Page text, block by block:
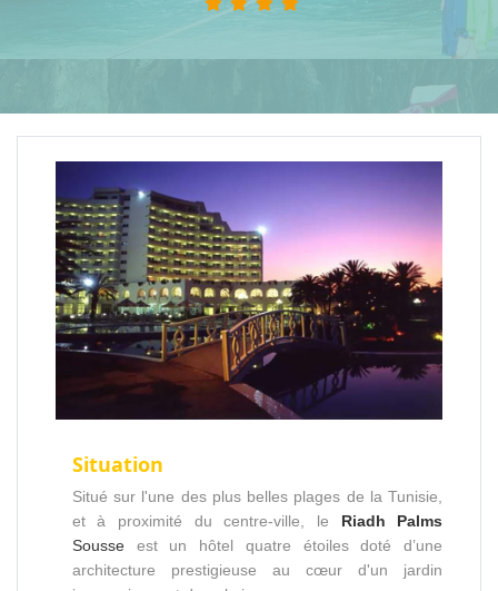
Situation
Situé sur l'une des plus belles plages de la Tunisie,
et à proximité du centre-ville, le Riadh Palms
Sousseest un hôtel quatre étoiles doté d’une
architecture prestigieuse au cœur d'un jardin